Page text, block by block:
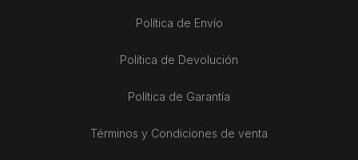
Política de Envío
Política de Devolución
Política de Garantía
Términos y Condiciones de venta